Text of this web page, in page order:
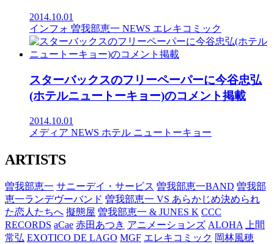
2014.10.01
インフォ 曽我部恵一 NEWS エレキコミック
スターバックスのフリーペーパーに今谷忠弘
(ホテルニュートーキョー)のコメント掲載
2014.10.01
メディア NEWS ホテル ニュートーキョー
ARTISTS
曽我部恵一 サニーデイ・サービス 曽我部恵一BAND 曽我部
恵一ランデヴーバンド 曽我部恵一 VS あらかじめ決められ
た恋人たちへ 擬態屋 曽我部恵一 & JUNES K CCC
RECORDS aCae 赤田あつき アニメーションズ ALOHA
上間
常弘 EXOTICO DE LAGO MGF エレキコミック 岡林風穂